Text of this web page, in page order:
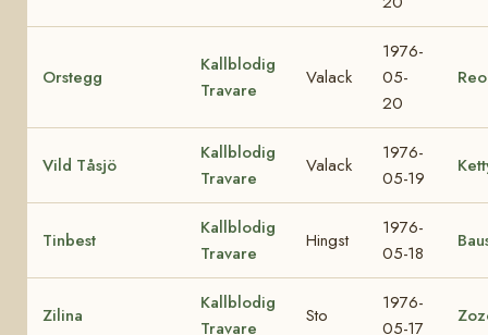
Orstegg
Kallblodig
Travare
Valack
1976-
05-
20
Vild Tåsjö
Kallblodig
Travare
Valack
1976-
05-19
Tinbest
Kallblodig
Travare
Hingst
1976-
05-18
Zilina
Kallblodig
Travare
Sto
1976-
05-17